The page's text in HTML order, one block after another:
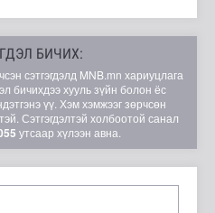
БИЧИХ:
сэтгэгдэлд MNB.mn хариуцлага
бичихдээ хууль зүйн болон ёс
үү. Хэм хэмжээг зөрчсөн
Сэтгэгдэлтэй холбоотой санал
утсаар хүлээн авна.